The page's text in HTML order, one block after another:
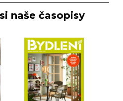
naše časopisy